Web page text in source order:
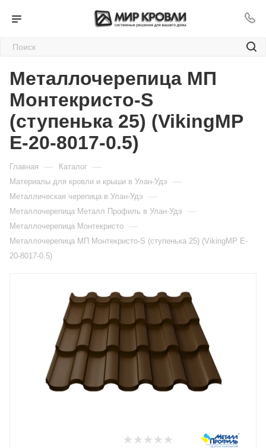
Металлочерепица МП
Монтекристо-S
(ступенька 25) (VikingMP
E-20-8017-0.5)
Главная — Каталог —
Материалы для кровли и крыши в Улан-Удэ —
Металлическая черепица в Улан-Удэ —
Металлочерепица Металл Профиль в Улан-Удэ —
Металлочерепица Монтекристо —
Металлочерепица МП Монтекристо-S (ступенька 25) (VikingMP E-
20-8017-0.5)